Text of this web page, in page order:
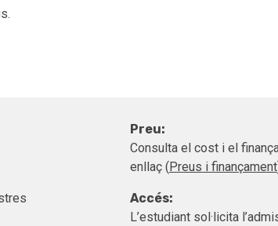
Preu:
Consulta el cost i el
enllaç (Preus i finançament
Accés:
L’estudiant sol·licita